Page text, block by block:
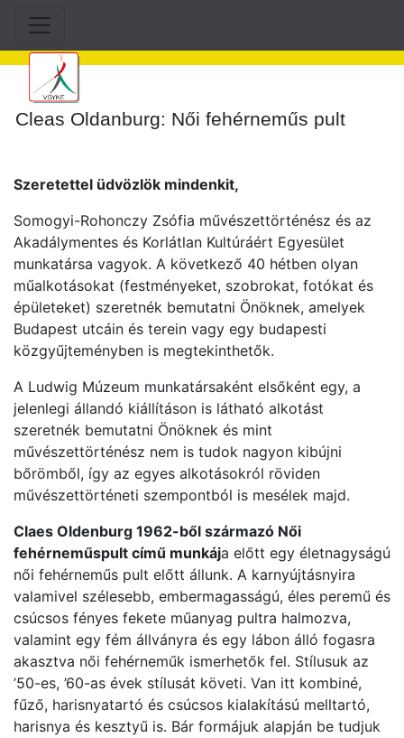
Cleas Oldanburg: Női fehérneműs pult
Szeretettel üdvözlök mindenkit,
Somogyi-Rohonczy Zsófia művészettörténész és az
Akadálymentes és Korlátlan Kultúráért Egyesület
munkatársa vagyok. A következő 40 hétben olyan
műalkotásokat (festményeket, szobrokat, fotókat és
épületeket) szeretnék bemutatni Önöknek, amelyek
Budapest utcáin és terein vagy egy budapesti
közgyűjteményben is megtekinthetők.
A Ludwig Múzeum munkatársaként elsőként egy, a
jelenlegi állandó kiállításon is látható alkotást
szeretnék bemutatni Önöknek és mint
művészettörténész nem is tudok nagyon kibújni
bőrömből, így az egyes alkotásokról röviden
művészettörténeti szempontból is mesélek majd.
Claes Oldenburg 1962-ből származó Női
fehérneműspult című munkája előtt egy életnagyságú
női fehérneműs pult előtt állunk. A karnyújtásnyira
valamivel szélesebb, embermagasságú, éles peremű és
csúcsos fényes fekete műanyag pultra halmozva,
valamint egy fém állványra és egy lábon álló fogasra
akasztva női fehérneműk ismerhetők fel. Stílusuk az
’50-es, ’60-as évek stílusát követi. Van itt kombiné,
fűző, harisnyatartó és csúcsos kialakítású melltartó,
harisnya és kesztyű is. Bár formájuk alapján be tudjuk